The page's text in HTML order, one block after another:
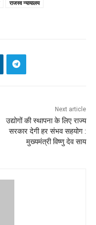
राजस्व न्यायालय
Next article
उद्योगों की स्थापना के लिए राज्य
सरकार देगी हर संभव सहयोग :
मुख्यमंत्री विष्णु देव साय